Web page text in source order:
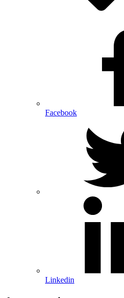
Facebook
Linkedin